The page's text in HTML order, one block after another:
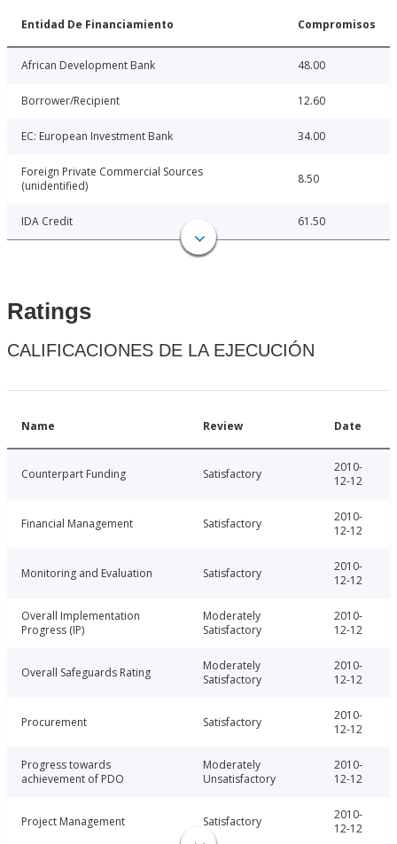
Entidad De Financiamiento Compromisos
African Development Bank 48.00
Borrower/Recipient 12.60
EC: European Investment Bank 34.00
Foreign Private Commercial Sources
(unidentified)
8.50
IDA Credit 61.50
Ratings
CALIFICACIONES DE LA EJECUCIÓN
Name Review Date
Counterpart Funding Satisfactory
2010-
12-12
Financial Management Satisfactory
2010-
12-12
Monitoring and Evaluation Satisfactory
2010-
12-12
Overall Implementation
Progress (IP)
Moderately
Satisfactory
2010-
12-12
Overall Safeguards Rating
Moderately
Satisfactory
2010-
12-12
Procurement Satisfactory
2010-
12-12
Progress towards
achievement of PDO
Moderately
Unsatisfactory
2010-
12-12
Project Management Satisfactory
2010-
12-12